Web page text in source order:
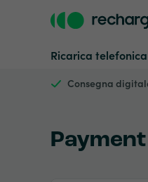
Ricarica telefonica
Consegna